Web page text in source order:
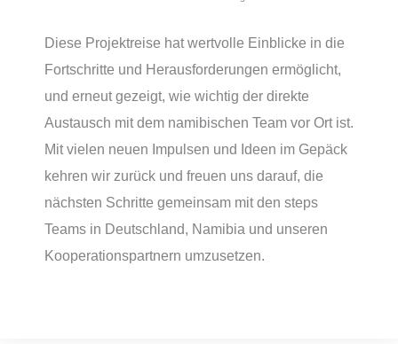
Diese Projektreise hat wertvolle Einblicke in die
Fortschritte und Herausforderungen ermöglicht,
und erneut gezeigt, wie wichtig der direkte
Austausch mit dem namibischen Team vor Ort ist.
Mit vielen neuen Impulsen und Ideen im Gepäck
kehren wir zurück und freuen uns darauf, die
nächsten Schritte gemeinsam mit den steps
Teams in Deutschland, Namibia und unseren
Kooperationspartnern umzusetzen.